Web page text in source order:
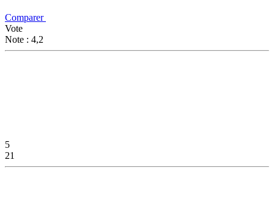
Comparer
Vote
Note : 4,2
5
21